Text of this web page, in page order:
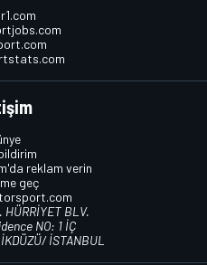
reklam verin
geç
HÜRRİYET BLV.
NO: 1 İÇ
İSTANBUL